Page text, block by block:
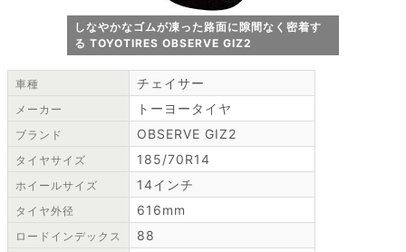
しなやかなゴムが凍った路面に隙間なく密着す
る TOYOTIRES OBSERVE GIZ2
車種 チェイサー
メーカー トーヨータイヤ
ブランド OBSERVE GIZ2
タイヤサイズ 185/70R14
ホイールサイズ 14インチ
タイヤ外径 616mm
ロードインデックス 88